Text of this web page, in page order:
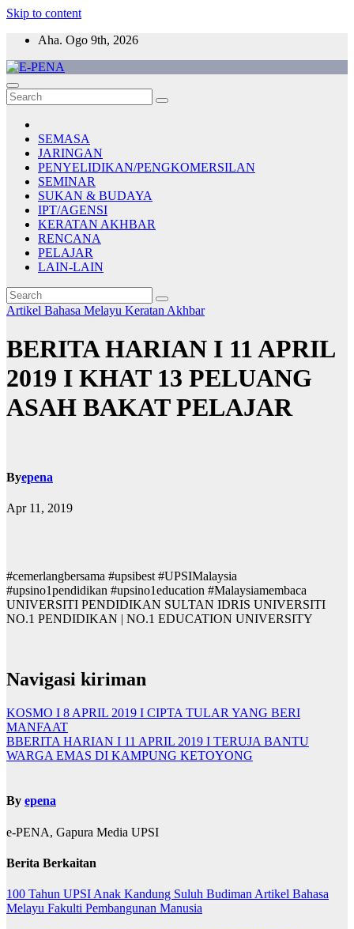
Skip to content
Aha. Ogo 9th, 2026
E-PENA
Berita Digital Terkini
SEMASA
JARINGAN
PENYELIDIKAN/PENGKOMERSILAN
SEMINAR
SUKAN & BUDAYA
IPT/AGENSI
KERATAN AKHBAR
RENCANA
PELAJAR
LAIN-LAIN
Artikel Bahasa Melayu Keratan Akhbar
BERITA HARIAN I 11 APRIL
2019 I KHAT 13 PELUANG
ASAH BAKAT PELAJAR
Byepena
Apr 11, 2019
#cemerlangbersama #upsibest #UPSIMalaysia
#upsino1pendidikan #upsino1education #Malaysiamembaca
UNIVERSITI PENDIDIKAN SULTAN IDRIS UNIVERSITI
NO.1 PENDIDIKAN | NO.1 EDUCATION UNIVERSITY
Navigasi kiriman
KOSMO I 8 APRIL 2019 I CIPTA TULAR YANG BERI
MANFAAT
BBERITA HARIAN I 11 APRIL 2019 I TERUJA BANTU
WARGA EMAS DI KAMPUNG KETOYONG
By epena
e-PENA, Gapura Media UPSI
Berita Berkaitan
100 Tahun UPSI Anak Kandung Suluh Budiman Artikel Bahasa
Melayu Fakulti Pembangunan Manusia